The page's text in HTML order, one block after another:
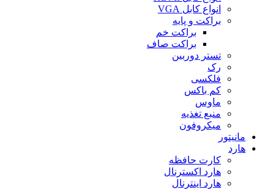
انواع کابل VGA
براکت و پایه
براکت خم
براکت صاف
تستر دوربین
رک
فلکسی
کم باکس
ماوس
منبع تغذیه
میکروفون
مانیتور
هارد
کارت حافظه
هارد اکسترنال
هارد اینترنال